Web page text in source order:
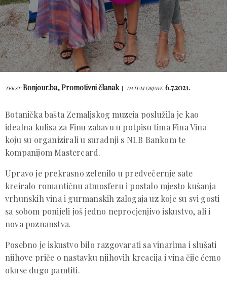
TEKST:Bonjour.ba, Promotivni članak DATUM OBJAVE:6.7.2021.
Botanička bašta Zemaljskog muzeja poslužila je kao
idealna kulisa za Finu zabavu u potpisu tima Fina Vina
koju su organizirali u suradnji s NLB Bankom te
kompanijom Mastercard.
Upravo je prekrasno zelenilo u predvečernje sate
kreiralo romantičnu atmosferu i postalo mjesto kušanja
vrhunskih vina i gurmanskih zalogaja uz koje su svi gosti
sa sobom ponijeli još jedno neprocjenjivo iskustvo, ali i
nova poznanstva.
Posebno je iskustvo bilo razgovarati sa vinarima i slušati
njihove priče o nastavku njihovih kreacija i vina čije ćemo
okuse dugo pamtiti.